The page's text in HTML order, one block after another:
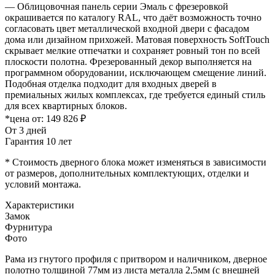
— Облицовочная панель серии Эмаль с фрезеровкой
окрашивается по каталогу RAL, что даёт возможность точно
согласовать цвет металлической входной двери с фасадом
дома или дизайном прихожей. Матовая поверхность SoftTouch
скрывает мелкие отпечатки и сохраняет ровный тон по всей
плоскости полотна. Фрезерованный декор выполняется на
программном оборудовании, исключающем смещение линий.
Подобная отделка подходит для входных дверей в
премиальных жилых комплексах, где требуется единый стиль
для всех квартирных блоков.
*цена от: 149 826 ₽
От 3 дней
Гарантия 10 лет
* Стоимость дверного блока может изменяться в зависимости
от размеров, дополнительных комплектующих, отделки и
условий монтажа.
Характеристики
Замок
Фурнитура
Фото
Рама из гнутого профиля с притвором и наличником, дверное
полотно толщиной 77мм из листа металла 2,5мм (с внешней